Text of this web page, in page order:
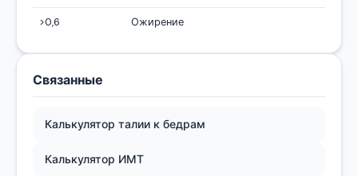
>0,6 Ожирение
Связанные
Калькулятор талии к бедрам
Калькулятор ИМТ